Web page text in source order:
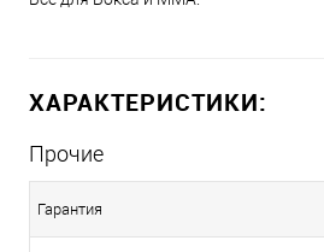
ХАРАКТЕРИСТИКИ:
Прочие
Гарантия